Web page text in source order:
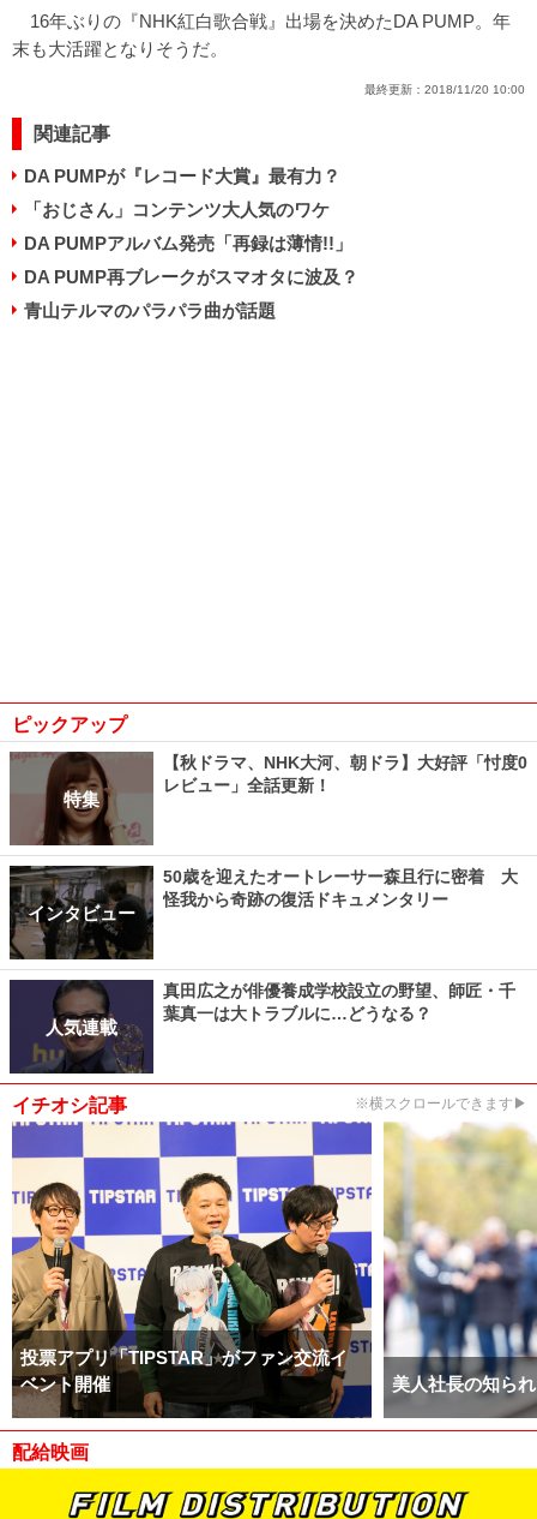
16年ぶりの『NHK紅白歌合戦』出場を決めたDA PUMP。年
末も大活躍となりそうだ。
最終更新： 2018/11/20 10:00
関連記事
DA PUMPが『レコード大賞』最有力？
「おじさん」コンテンツ大人気のワケ
DA PUMPアルバム発売「再録は薄情!!」
DA PUMP再ブレークがスマオタに波及？
青山テルマのパラパラ曲が話題
ピックアップ
特集
【秋ドラマ、NHK大河、朝ドラ】大好評「忖度0
レビュー」全話更新！
インタビュー
50歳を迎えたオートレーサー森且行に密着 大
怪我から奇跡の復活ドキュメンタリー
人気連載
真田広之が俳優養成学校設立の野望、師匠・千
葉真一は大トラブルに…どうなる？
イチオシ記事 ※横スクロールできます▶
投票アプリ「TIPSTAR」がファン交流イ
ベント開催
美人社長の知ら
配給映画